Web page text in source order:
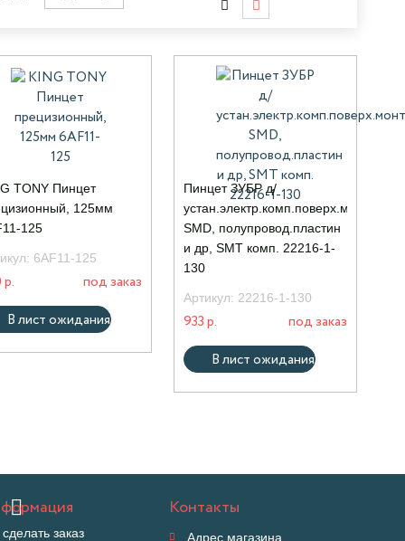
TONY Пинцет
125мм
125
6AF11-125
р. под заказ
В лист ожидания
Пинцет ЗУБР д/
устан.электр.комп.поверх.монтаж,
SMD, полупровод.пластин
и др, SMT комп. 22216-1-
130
Артикул: 22216-1-130
933 р. под заказ
В лист ожидания
заказ
Контакты
Адрес магазина